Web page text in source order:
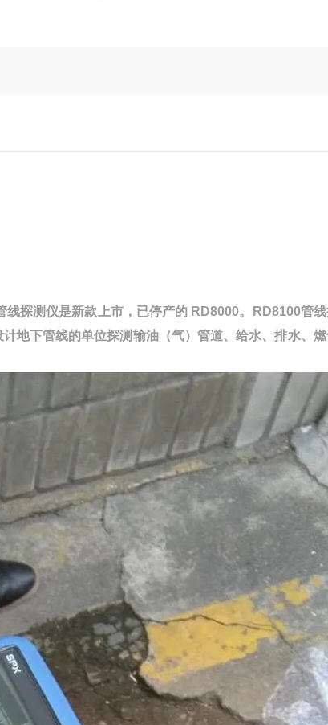
探测仪是新款上市，已停产的 RD8000。RD8100管
地下管线的单位探测输油（气）管道、给水、排水、